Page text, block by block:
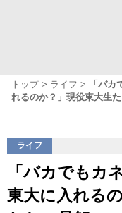
トップ ライフ
「バ
れるのか？」現役東大生
ライフ
「バカでもカ
東大に入れる